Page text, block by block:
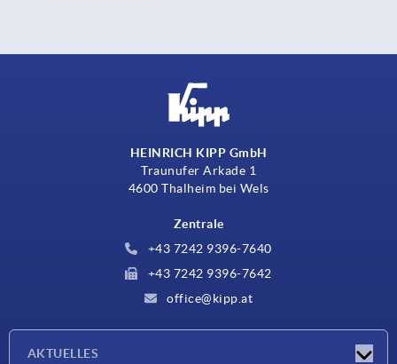
HEINRICH KIPP GmbH
Traunufer Arkade 1
4600 Thalheim bei Wels
Zentrale
+43 7242 9396-7640
+43 7242 9396-7642
office@kipp.at
AKTUELLES